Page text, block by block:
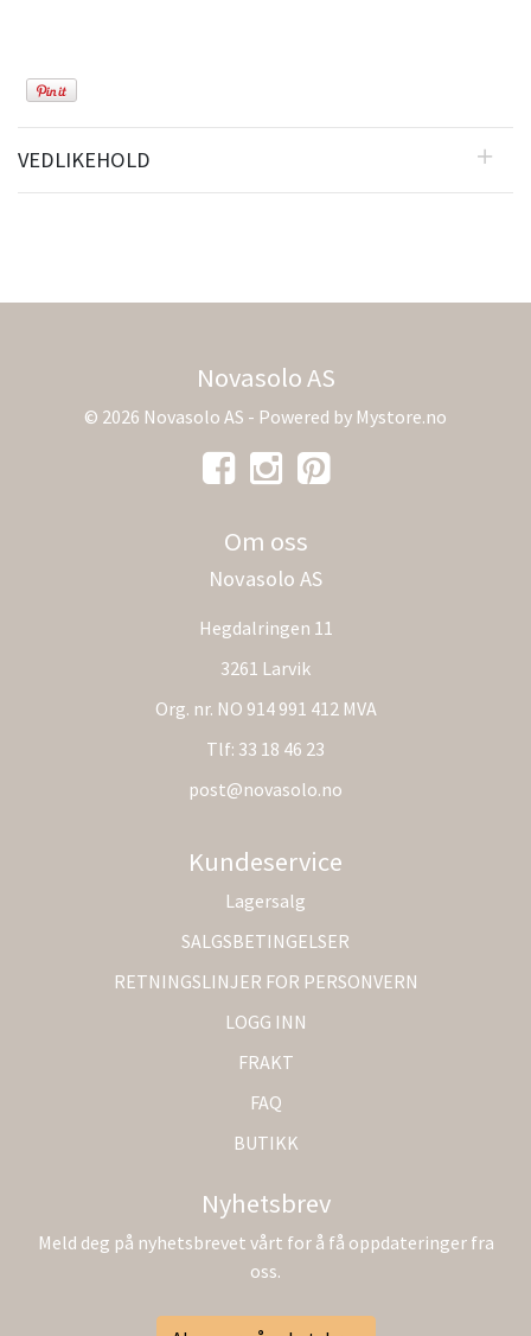
VEDLIKEHOLD
Novasolo AS
© 2026 Novasolo AS - Powered by Mystore.no
Om oss
Novasolo AS
Hegdalringen 11
3261 Larvik
Org. nr. NO 914 991 412 MVA
Tlf: 33 18 46 23
post@novasolo.no
Kundeservice
Lagersalg
SALGSBETINGELSER
RETNINGSLINJER FOR PERSONVERN
LOGG INN
FRAKT
FAQ
BUTIKK
Nyhetsbrev
Meld deg på nyhetsbrevet vårt for å få oppdateringer fra
oss.